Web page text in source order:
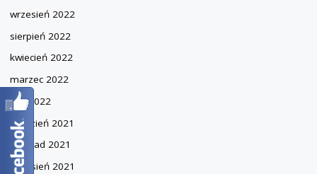
wrzesień 2022
sierpień 2022
kwiecień 2022
marzec 2022
luty 2022
grudzień 2021
listopad 2021
wrzesień 2021